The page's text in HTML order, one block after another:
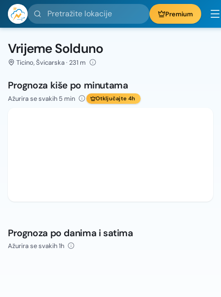
Pretražite lokacije Premium
Vrijeme Solduno
Ticino, Švicarska · 231 m
Prognoza kiše po minutama
Ažurira se svakih 5 min Otključajte 4h
Prognoza po danima i satima
Ažurira se svakih 1h